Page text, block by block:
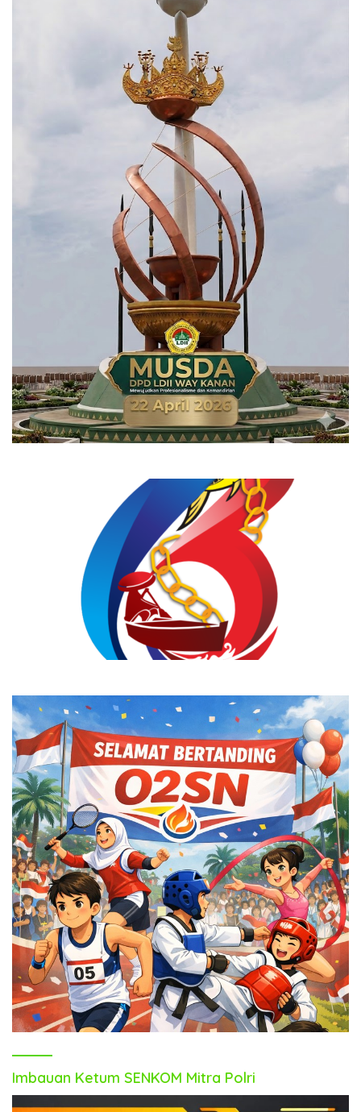
Imbauan Ketum SENKOM Mitra Polri